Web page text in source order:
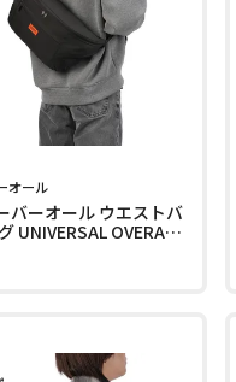
オール
バーオール ウエストバ
UNIVERSAL OVERALL